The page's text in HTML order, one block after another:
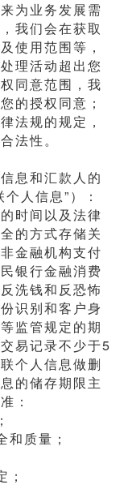
为业务发展需
我们会在获取
使用范围等，
理活动超出您
同意范围，我
的授权同意；
法规的规定，
法性。
息和汇款人的
人信息”）：
时间以及法律
的方式存储关
金融机构支付
银行金融消费
洗钱和反恐怖
识别和客户身
监管规定的期
易记录不少于5
个人信息做删
的储存期限主
：
和质量；
；